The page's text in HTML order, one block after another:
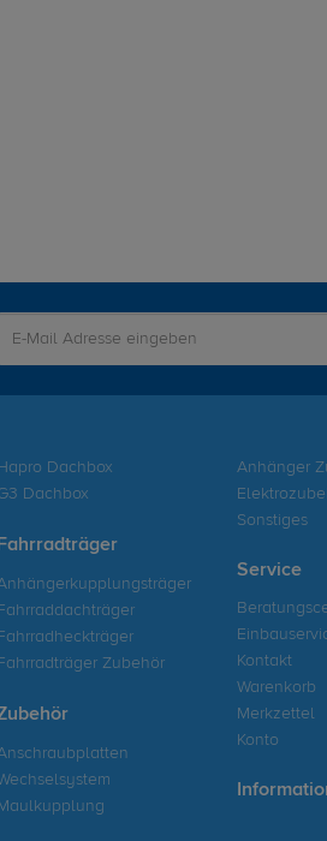
Hapro Dachbox
Dachbox
Fahrradträger
Fahrraddachträger
Fahrradheckträger
Fahrradträger Zubehör
Maulkupplung
Anhänger
Sonstiges
Service
Kontakt
Warenkorb
Merkzettel
Konto